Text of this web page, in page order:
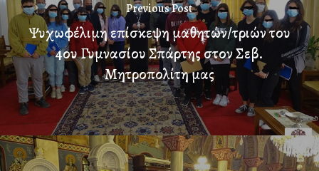
Previous Post
Ψυχωφέλιμη επίσκεψη μαθητών/τριών του
4ου Γυμνασίου Σπάρτης στον Σεβ.
Μητροπολίτη μας